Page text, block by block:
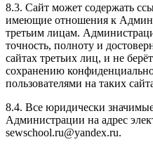
8.3. Сайт может содержать
имеющие отношения к
третьим лицам.
точность, полноту и
сайтах третьих лиц, и не
сохранению
пользователями на таких
8.4. Все юридически
Администрации на адрес
sewschool.ru@yandex.ru.